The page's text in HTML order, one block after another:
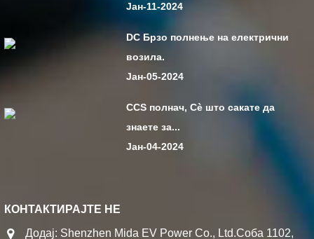
Јан-11-2024
DC Брзо полнење на електрични
возила.
Јан-05-2024
CCS полнач, Сè што сакате да
знаете за...
Јан-04-2024
КОНТАКТИРАЈТЕ НЕ
Додај: Shenzhen Mida EV Power Co., Ltd.Соба 1102,